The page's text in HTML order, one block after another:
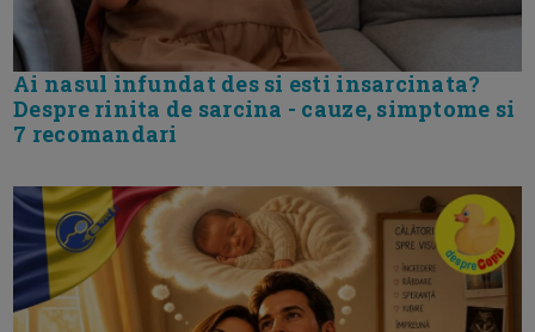
Ai nasul infundat des si esti insarcinata?
Despre rinita de sarcina - cauze, simptome si
7 recomandari